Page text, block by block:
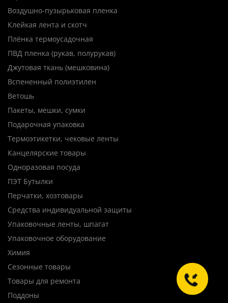
Воздушно-пузырьковая пленка
Клейкая лента и скотч
Плёнка термоусадочная
ПВД пленка (рукав, полурукав)
Джутовая ткань (мешковина)
Вспененный полиэтилен
Ветошь
Пакеты, мешки, сумки
Подарочная упаковка
Термоэтикетки, чековые ленты
Канцелярские товары
Одноразовая посуда
ПЭТ Бутылки
Перчатки, хозтовары
Средства индивидуальной защиты
Упаковочные ленты, шпагат
Упаковочное оборудование
Химия
Сезонные товары
Товары для ремонта
Поддоны